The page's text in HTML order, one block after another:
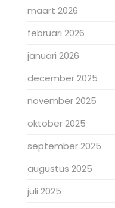
maart 2026
februari 2026
januari 2026
december 2025
november 2025
oktober 2025
september 2025
augustus 2025
juli 2025